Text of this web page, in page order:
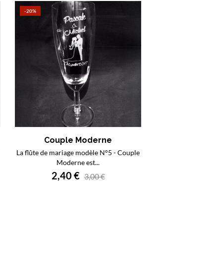
-20%
Couple Moderne
La flûte de mariage modèle N°5 - Couple
Moderne est...
2,40 € 3,00 €